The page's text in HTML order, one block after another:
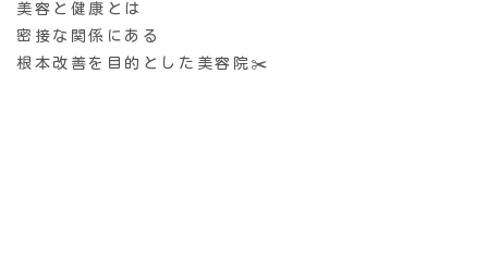
美容と健康とは
密接な関係にある
根本改善を目的とした美容院✂️